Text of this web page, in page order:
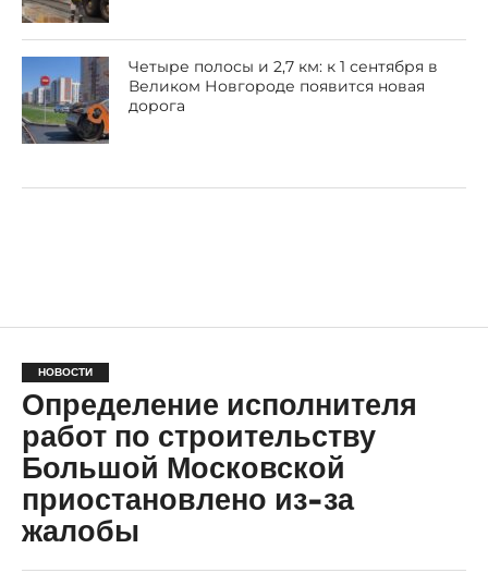
Четыре полосы и 2,7 км: к 1 сентября в
Великом Новгороде появится новая
дорога
НОВОСТИ
Определение исполнителя
работ по строительству
Большой Московской
приостановлено из-за
жалобы